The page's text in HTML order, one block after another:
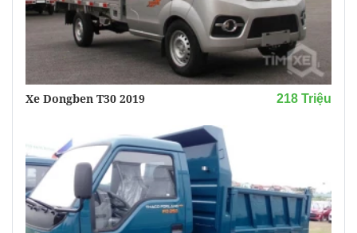
Xe Dongben T30 2019 218 Triệu